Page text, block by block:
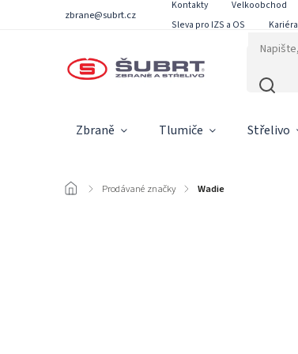
zbrane@subrt.cz
Kontakty Velkoobchod
Sleva pro IZS a OS
Kariéra
Zbraně Tlumiče Střelivo
/ Prodávané značky / Wadie